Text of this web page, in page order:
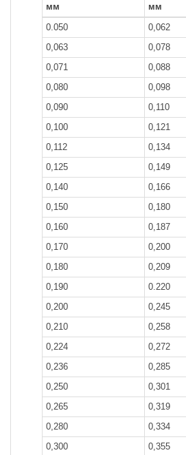
мм
мм
0.050
0,062
0,063
0,078
0,071
0,088
0,080
0,098
0,090
0,110
0,100
0,121
0,112
0,134
0,125 0,149
0,140
0,166
0,150
0,180
0,160 0,187
0,170
0,200
0,180
0,209
0,190
0.220
0,200 0,245
0,210
0,258
0,224
0,272
0,236
0,285
0,250
0,301
0,265
0,319
0,280
0,334
0,300
0,355